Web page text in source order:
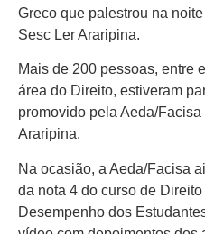
Greco que palestrou na
Sesc Ler Araripina.
Mais de 200 pessoas, entre
área do Direito, estiveram
promovido pela Aeda/
Araripina.
Na ocasião, a Aeda/Facisa
da nota 4 do curso de
Desempenho dos